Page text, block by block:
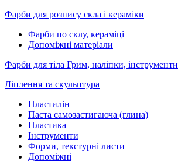
Фарби для розпису скла і кераміки
Фарби по склу, кераміці
Допоміжні матеріали
Фарби для тіла Грим, наліпки, інструменти
Ліплення та скульптура
Пластилін
Паста самозастигаюча (глина)
Пластика
Інструменти
Форми, текстурні листи
Допоміжні